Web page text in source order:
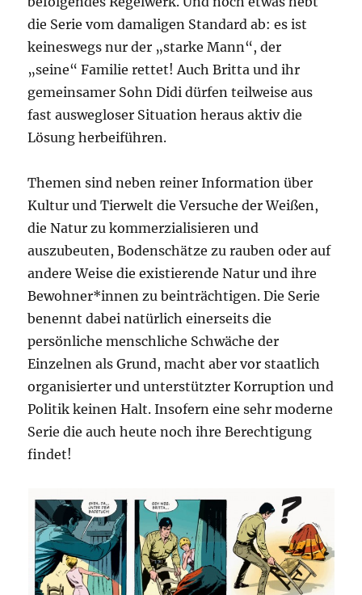
die Serie vom damaligen Standard ab: es ist
keineswegs nur der „starke Mann“, der
„seine“ Familie rettet! Auch Britta und ihr
gemeinsamer Sohn Didi dürfen teilweise aus
fast auswegloser Situation heraus aktiv die
Lösung herbeiführen.
Themen sind neben reiner Information über
Kultur und Tierwelt die Versuche der Weißen,
die Natur zu kommerzialisieren und
auszubeuten, Bodenschätze zu rauben oder auf
andere Weise die existierende Natur und ihre
Bewohner*innen zu beinträchtigen. Die Serie
benennt dabei natürlich einerseits die
persönliche menschliche Schwäche der
Einzelnen als Grund, macht aber vor staatlich
organisierter und unterstützter Korruption und
Politik keinen Halt. Insofern eine sehr moderne
Serie die auch heute noch ihre Berechtigung
findet!